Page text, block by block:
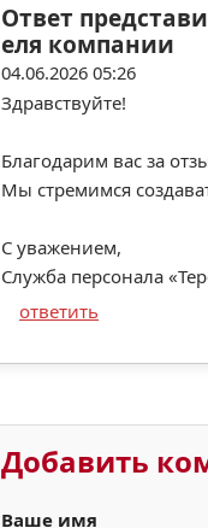
Ответ
еля компании
04.06.2026 05:26
Здравствуйте!
Благодарим вас за
Мы стремимся
С уважением,
Служба персонала
ответить
Добавить
Ваше имя